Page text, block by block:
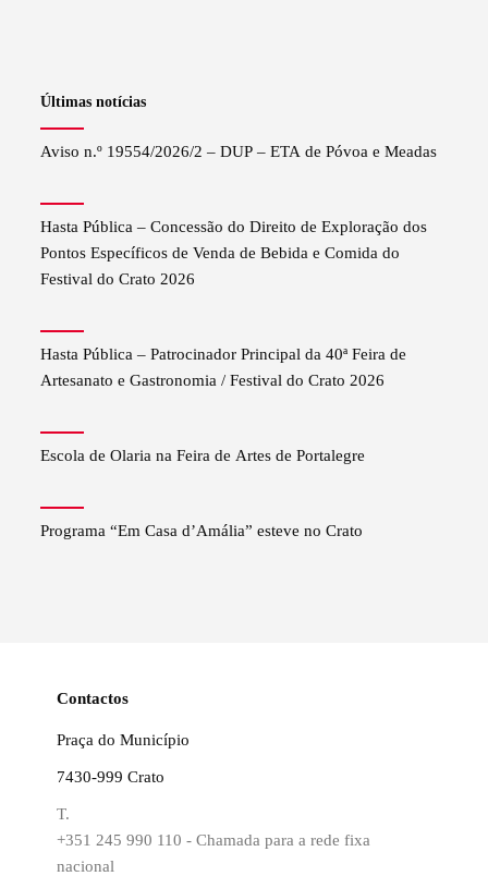
Últimas notícias
Aviso n.º 19554/2026/2 – DUP – ETA de Póvoa e Meadas
Hasta Pública – Concessão do Direito de Exploração dos
Pontos Específicos de Venda de Bebida e Comida do
Festival do Crato 2026
Hasta Pública – Patrocinador Principal da 40ª Feira de
Artesanato e Gastronomia / Festival do Crato 2026
Escola de Olaria na Feira de Artes de Portalegre
Programa “Em Casa d’Amália” esteve no Crato
Contactos
Praça do Município
7430-999 Crato
T.
+351 245 990 110 - Chamada para a rede fixa
nacional